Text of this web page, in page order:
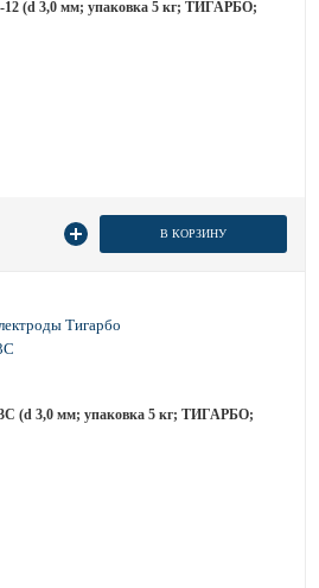
(d 3,0 мм; упаковка 5 кг; ТИГАРБО;
В КОРЗИНУ
(d 3,0 мм; упаковка 5 кг; ТИГАРБО;